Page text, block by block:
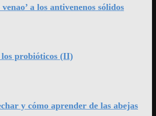
a los antivenenos sólidos
probióticos (II)
y cómo aprender de las abejas